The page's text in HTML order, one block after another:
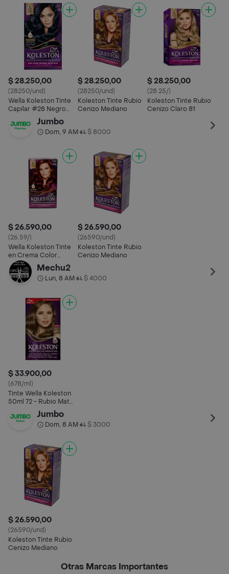
$ 28.250,00
(28250/und)
Wella Koleston Tinte
Capilar #28 Negro
$ 28.250,00
(28250/und)
Koleston Tinte Rubio
Cenizo Mediano
$ 28.250,00
(28.25/)
Koleston Tinte Rubio
Cenizo Claro 81
Jumbo
Dom, 9 AM• $ 8000
$ 26.590,00
(26.59/)
Wella Koleston Tinte
en Crema Color
Permanente 466
Borgoña Intenso
$ 26.590,00
(26590/und)
Koleston Tinte Rubio
Cenizo Mediano
Mechu2
Lun, 8 AM• $ 4000
$ 33.900,00
(678/ml)
Tinte Wella Koleston
50ml 72 - Rubio Mate
Jumbo
Dom, 8 AM• $ 3000
$ 26.590,00
(26590/und)
Koleston Tinte Rubio
Cenizo Mediano
Otras Marcas Importantes